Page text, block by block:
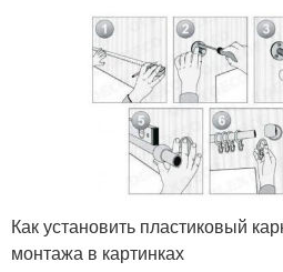
Бленда для
потолочного карниза
Карниз к потолку
Как установить пластиковый
монтажа в картинках